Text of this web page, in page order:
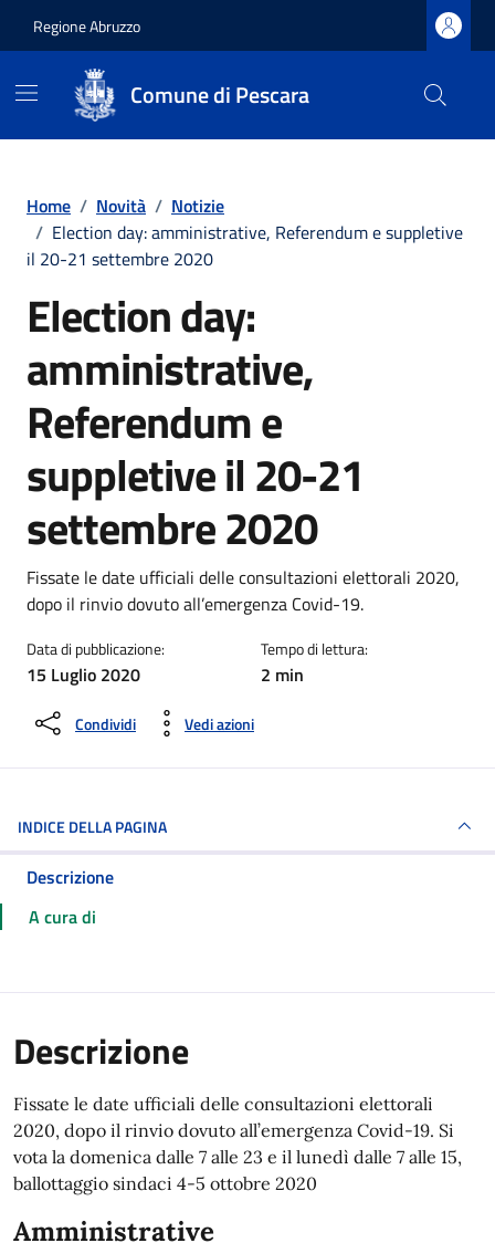
Regione Abruzzo
Comune di Pescara
Home / Novità / Notizie
/ Election day: amministrative, Referendum e suppletive
il 20-21 settembre 2020
Election day:
amministrative,
Referendum e
suppletive il 20-21
settembre 2020
Dettagli della notizia
Fissate le date ufficiali delle consultazioni elettorali 2020,
dopo il rinvio dovuto all’emergenza Covid-19.
Data di pubblicazione:
15 Luglio 2020
Tempo di lettura:
2 min
Condividi Vedi azioni
INDICE DELLA PAGINA
Descrizione
A cura di
Descrizione
Fissate le date ufficiali delle consultazioni elettorali
2020, dopo il rinvio dovuto all’emergenza Covid-19. Si
vota la domenica dalle 7 alle 23 e il lunedì dalle 7 alle 15,
ballottaggio sindaci 4-5 ottobre 2020
Amministrative